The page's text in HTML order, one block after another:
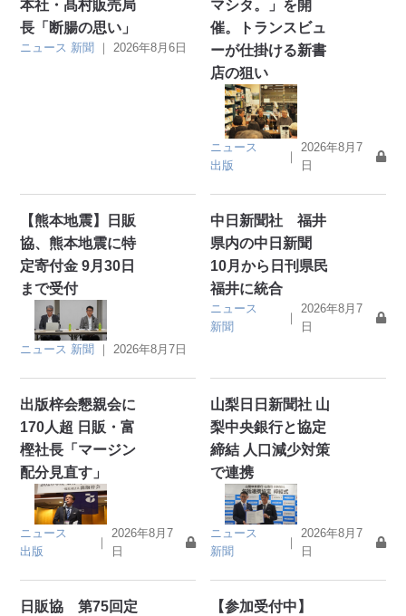
本社・髙村販売局
長「断腸の思い」
ニュース 新聞 ｜2026年8月6日
マシタ。」を開
催。トランスビュ
ーが仕掛ける新書
店の狙い
ニュース
出版
｜
2026年8月7
日
【熊本地震】日販
協、熊本地震に特
定寄付金 9月30日
まで受付
ニュース 新聞 ｜2026年8月7日
中日新聞社 福井
県内の中日新聞
10月から日刊県民
福井に統合
ニュース
新聞
｜
2026年8月7
日
出版梓会懇親会に
170人超 日販・富
樫社長「マージン
配分見直す」
ニュース
出版
｜
2026年8月7
日
山梨日日新聞社 山
梨中央銀行と協定
締結 人口減少対策
で連携
ニュース
新聞
｜
2026年8月7
日
日販協 第75回定
【参加受付中】